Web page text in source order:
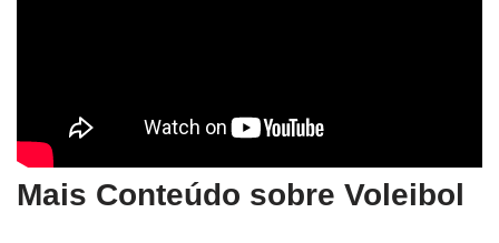
Mais Conteúdo sobre Voleibol